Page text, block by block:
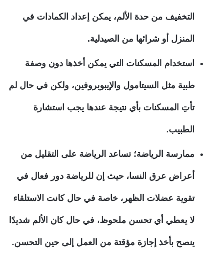
التخفيف من حدة الألم، يمكن إعداد الكمادات في
المنزل أو شرائها من الصيدلية.
استخدام المسكنات التي يمكن أخذها دون وصفة
طبية مثل السيتامول والإيبوبروفين، ولكن في حال لم
تأتِ المسكنات بأي نتيجة عندها يجب استشارة
الطبيب.
ممارسة الرياضة؛ تساعد الرياضة على التقليل من
أعراض عرق النسا، حيث إن للرياضة دور فعال في
تقوية عضلات الظهر، خاصة في حال كانت الاستلقاء
لا يعطي أي تحسن ملحوظ، في حال كان الألم شديدًا
ينصح بأخذ إجازة مؤقتة من العمل إلى حين التحسن.